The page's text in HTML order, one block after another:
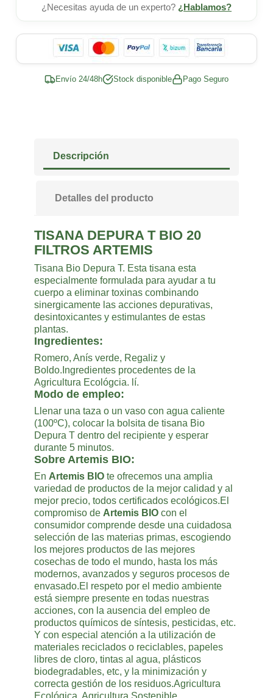
¿Necesitas ayuda de un experto? ¿Hablamos?
Envío 24/48h Stock disponible Pago Seguro
Descripción
Detalles del producto
TISANA DEPURA T BIO 20
FILTROS ARTEMIS
Tisana Bio Depura T. Esta tisana esta
especialmente formulada para ayudar a tu
cuerpo a eliminar toxinas combinando
sinergicamente las acciones depurativas,
desintoxicantes y estimulantes de estas
plantas.
Ingredientes:
Romero, Anís verde, Regaliz y
Boldo.Ingredientes procedentes de la
Agricultura Ecológcia. lí.
Modo de empleo:
Llenar una taza o un vaso con agua caliente
(100ºC), colocar la bolsita de tisana Bio
Depura T dentro del recipiente y esperar
durante 5 minutos.
Sobre Artemis BIO:
En Artemis BIO te ofrecemos una amplia
variedad de productos de la mejor calidad y al
mejor precio, todos certificados ecológicos.El
compromiso de Artemis BIO con el
consumidor comprende desde una cuidadosa
selección de las materias primas, escogiendo
los mejores productos de las mejores
cosechas de todo el mundo, hasta los más
modernos, avanzados y seguros procesos de
envasado.El respeto por el medio ambiente
está siempre presente en todas nuestras
acciones, con la ausencia del empleo de
productos químicos de síntesis, pesticidas, etc.
Y con especial atención a la utilización de
materiales reciclados o reciclables, papeles
libres de cloro, tintas al agua, plásticos
biodegradables, etc, y la minimización y
correcta gestión de los residuos.Agricultura
Ecológica, Agricultura Sostenible.